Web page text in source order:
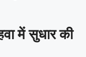
में सुधार की